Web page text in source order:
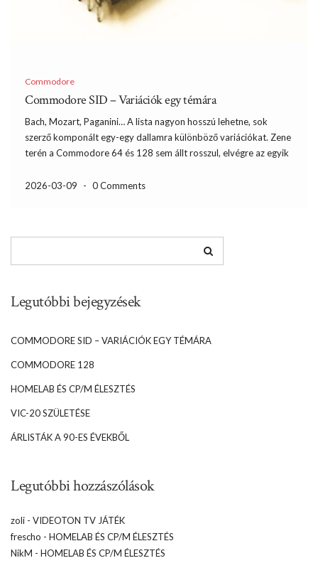
Commodore
Commodore SID – Variációk egy témára
Bach, Mozart, Paganini… A lista nagyon hosszú lehetne, sok
szerző komponált egy-egy dallamra különböző variációkat. Zene
terén a Commodore 64 és 128 sem állt rosszul, elvégre az egyik
kapták meg. A Sound Interface Device (SID) azonban […]
2026-03-09 - 0 Comments
Legutóbbi bejegyzések
COMMODORE SID – VARIÁCIÓK EGY TÉMÁRA
COMMODORE 128
HOMELAB ÉS CP/M ÉLESZTÉS
VIC-20 SZÜLETÉSE
ÁRLISTÁK A 90-ES ÉVEKBŐL
Legutóbbi hozzászólások
zoli - VIDEOTON TV JÁTÉK
frescho - HOMELAB ÉS CP/M ÉLESZTÉS
NikM - HOMELAB ÉS CP/M ÉLESZTÉS